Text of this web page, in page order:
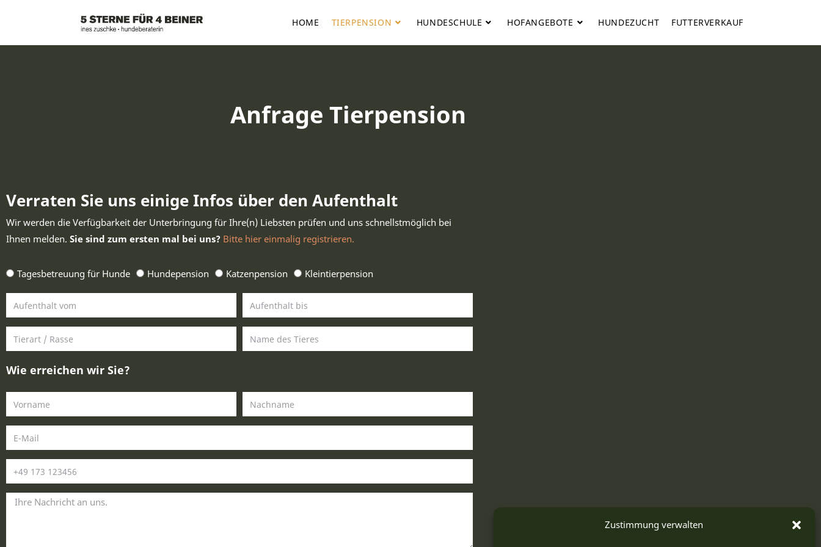
Zustimmung verwalten
HOME TIERPENSION HUNDESCHULE HOFANGEBOTE HUNDEZUCHT FUTTERVERKAUF
Anfrage Tierpension
Verraten Sie uns einige Infos über den Aufenthalt
Wir werden die Verfügbarkeit der Unterbringung für Ihre(n) Liebsten prüfen und uns schnellstmöglich bei
Ihnen melden. Sie sind zum ersten mal bei uns? Bitte hier einmalig registrieren.
Tagesbetreuung für Hunde Hundepension Katzenpension Kleintierpension
Wie erreichen wir Sie?